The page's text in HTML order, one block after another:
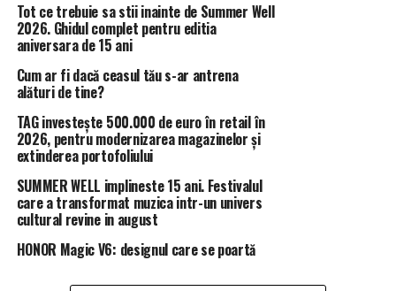
URMATORUL
De ce nu se înțeleg statele UE în privința reducerii
emisiilor provenite de la autovehicule | BuzauAZI
NU RATATI
Echipa Simona Halep mizează pe patine, nu pe rachete
de tenis | BuzauAZI
Tot ce trebuie sa stii inainte de Summer Well
2026. Ghidul complet pentru editia
aniversara de 15 ani
Cum ar fi dacă ceasul tău s-ar antrena
alături de tine?
TAG investește 500.000 de euro în retail în
2026, pentru modernizarea magazinelor și
extinderea portofoliului
SUMMER WELL implineste 15 ani. Festivalul
care a transformat muzica intr-un univers
cultural revine in august
HONOR Magic V6: designul care se poartă